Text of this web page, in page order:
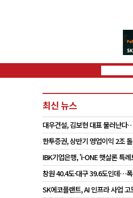
최신 뉴스
대우건설, 김보현 대표 물러난
한투증권, 상반기 영업이익 2조
IBK기업은행, 'i-ONE 햇살론 특
창원 40.4도·대구 39.6도인데…
SK에코플랜트, AI 인프라 사업